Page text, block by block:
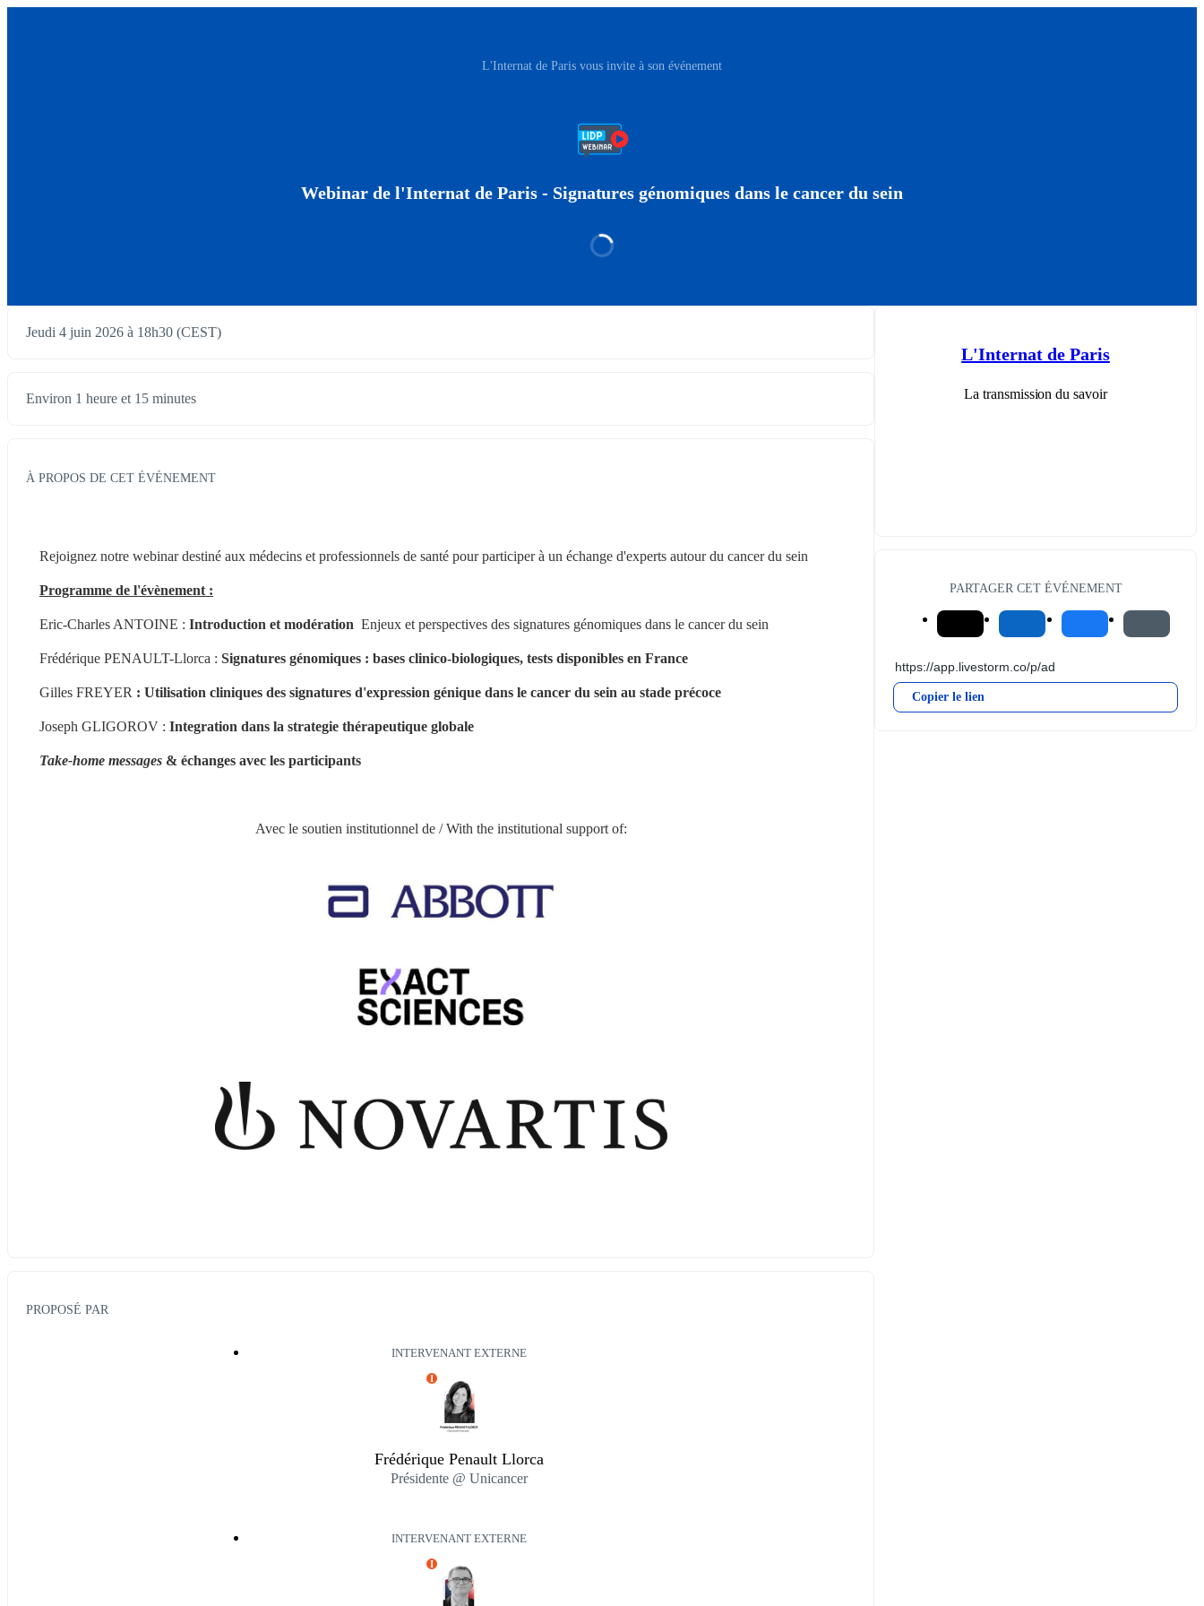
L'Internat de Paris vous invite à son événement
Webinar de l'Internat de Paris - Signatures génomiques dans le cancer du sein
Jeudi 4 juin 2026 à 18h30 (CEST)
Environ 1 heure et 15 minutes
À PROPOS DE CET ÉVÉNEMENT
Rejoignez notre webinar destiné aux médecins et professionnels de santé pour participer à un échange d'experts autour du cancer du sein
Programme de l'évènement :
Eric-Charles ANTOINE : Introduction et modération Enjeux et perspectives des signatures génomiques dans le cancer du sein
Frédérique PENAULT-Llorca : Signatures génomiques : bases clinico-biologiques, tests disponibles en France
Gilles FREYER : Utilisation cliniques des signatures d'expression génique dans le cancer du sein au stade précoce
Joseph GLIGOROV : Integration dans la strategie thérapeutique globale
Take-home messages & échanges avec les participants
Avec le soutien institutionnel de / With the institutional support of:
PROPOSÉ PAR
INTERVENANT EXTERNE
I
Frédérique Penault Llorca
Présidente @ Unicancer
INTERVENANT EXTERNE
I
L'Internat de Paris
La transmission du savoir
PARTAGER CET ÉVÉNEMENT
Copier le lien